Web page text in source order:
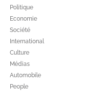
Politique
Economie
Société
International
Culture
Médias
Automobile
People